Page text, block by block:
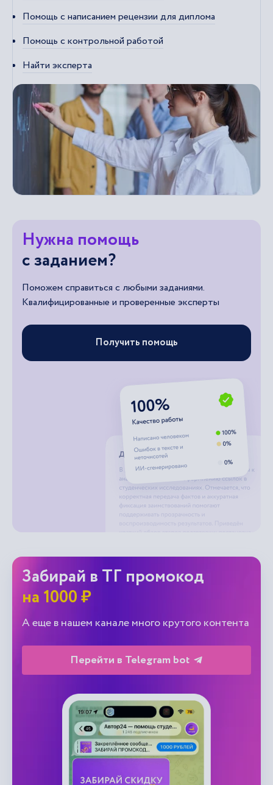
Помощь с написанием рецензии для диплома
Помощь с контрольной работой
Найти эксперта
Нужна помощь
с заданием?
Поможем справиться с любыми заданиями.
Квалифицированные и проверенные эксперты
Получить помощь
Забирай в ТГ промокод
на 1000 ₽
А еще в нашем канале много крутого контента
Перейти в Telegram bot